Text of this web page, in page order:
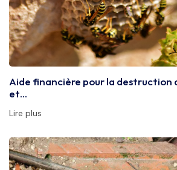
Aide financière pour la destruction
et…
Lire plus